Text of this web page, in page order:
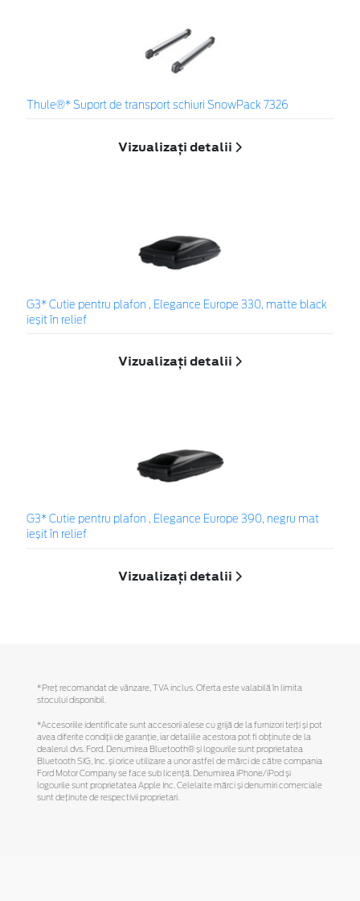
Thule®* Suport de transport schiuri SnowPack 7326
Vizualizați detalii
G3* Cutie pentru plafon , Elegance Europe 330, matte black
ieșit în relief
Vizualizați detalii
G3* Cutie pentru plafon , Elegance Europe 390, negru mat
ieșit în relief
Vizualizați detalii
*Preţ recomandat de vânzare, TVA inclus. Oferta este valabilă în limita
stocului disponibil.
*Accesoriile identificate sunt accesorii alese cu grijă de la furnizori terți și pot
avea diferite condiții de garanție, iar detaliile acestora pot fi obținute de la
dealerul dvs. Ford. Denumirea Bluetooth® și logourile sunt proprietatea
Bluetooth SIG, Inc. și orice utilizare a unor astfel de mărci de către compania
Ford Motor Company se face sub licență. Denumirea iPhone/iPod și
logourile sunt proprietatea Apple Inc. Celelalte mărci și denumiri comerciale
sunt deținute de respectivii proprietari.